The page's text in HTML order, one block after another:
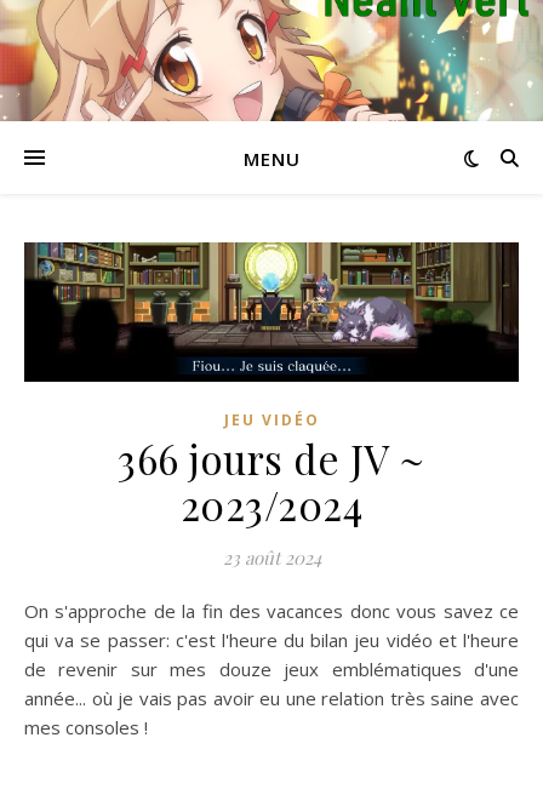
MENU
JEU VIDÉO
366 jours de JV ~
2023/2024
23 août 2024
On s'approche de la fin des vacances donc vous savez ce
qui va se passer: c'est l'heure du bilan jeu vidéo et l'heure
de revenir sur mes douze jeux emblématiques d'une
année... où je vais pas avoir eu une relation très saine avec
mes consoles !